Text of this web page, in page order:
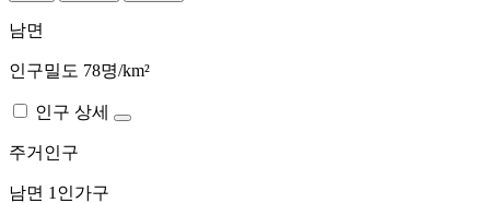
남면
인구밀도 78명/km²
인구 상세
주거인구
남면 1인가구